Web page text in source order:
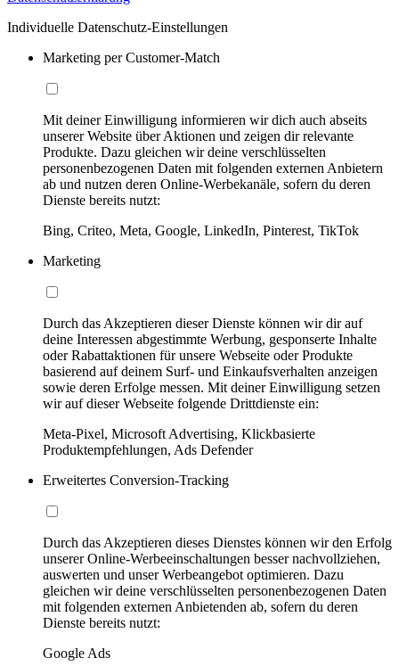
Individuelle Datenschutz-Einstellungen
Marketing per Customer-Match
Mit deiner Einwilligung informieren wir dich auch abseits
unserer Website über Aktionen und zeigen dir relevante
Produkte. Dazu gleichen wir deine verschlüsselten
personenbezogenen Daten mit folgenden externen Anbietern
ab und nutzen deren Online-Werbekanäle, sofern du deren
Dienste bereits nutzt:
Bing, Criteo, Meta, Google, LinkedIn, Pinterest, TikTok
Marketing
Durch das Akzeptieren dieser Dienste können wir dir auf
deine Interessen abgestimmte Werbung, gesponserte Inhalte
oder Rabattaktionen für unsere Webseite oder Produkte
basierend auf deinem Surf- und Einkaufsverhalten anzeigen
sowie deren Erfolge messen. Mit deiner Einwilligung setzen
wir auf dieser Webseite folgende Drittdienste ein:
Meta-Pixel, Microsoft Advertising, Klickbasierte
Produktempfehlungen, Ads Defender
Erweitertes Conversion-Tracking
Durch das Akzeptieren dieses Dienstes können wir den Erfolg
unserer Online-Werbeeinschaltungen besser nachvollziehen,
auswerten und unser Werbeangebot optimieren. Dazu
gleichen wir deine verschlüsselten personenbezogenen Daten
mit folgenden externen Anbietenden ab, sofern du deren
Dienste bereits nutzt:
Google Ads